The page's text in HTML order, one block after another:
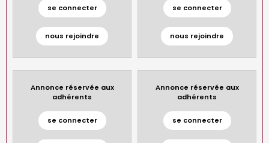
se connecter
nous rejoindre
se connecter
nous rejoindre
Annonce réservée aux
adhérents
se connecter
Annonce réservée aux
adhérents
se connecter